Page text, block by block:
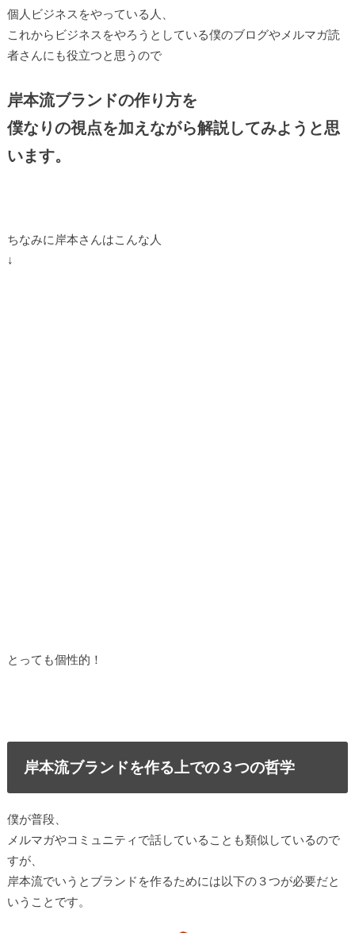
個人ビジネスをやっている人、
これからビジネスをやろうとしている僕のブログやメルマガ読
者さんにも役立つと思うので
岸本流ブランドの作り方を
僕なりの視点を加えながら解説してみようと思
います。
ちなみに岸本さんはこんな人
↓
とっても個性的！
岸本流ブランドを作る上での３つの哲学
僕が普段、
メルマガやコミュニティで話していることも類似しているので
すが、
岸本流でいうとブランドを作るためには以下の３つが必要だと
いうことです。